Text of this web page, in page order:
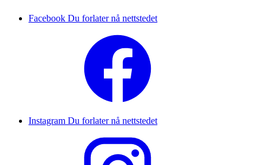
Facebook Du forlater nå nettstedet
Instagram Du forlater nå nettstedet